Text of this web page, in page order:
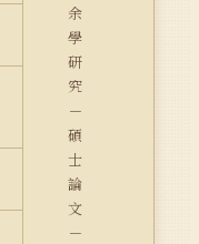
余
學
研
究
－
碩
士
論
文
－